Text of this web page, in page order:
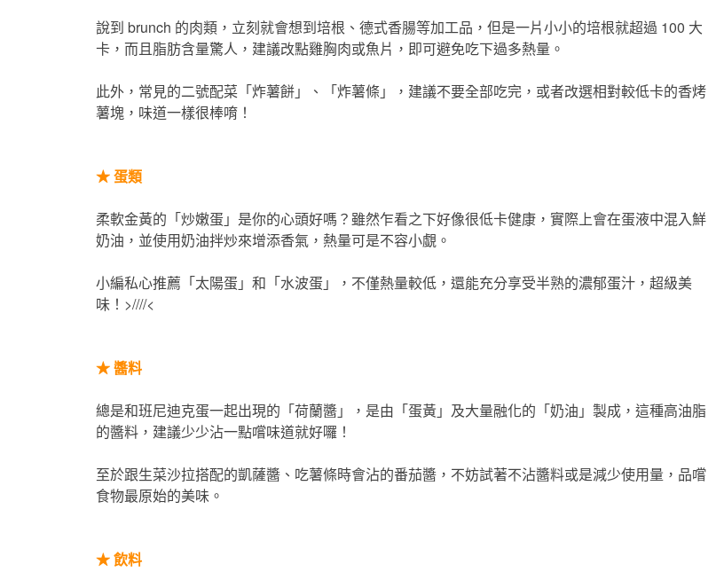
說到 brunch 的肉類，立刻就會想到培根、德式香腸等加工品，但是一片小小的培根就超過 100 大
卡，而且脂肪含量驚人，建議改點雞胸肉或魚片，即可避免吃下過多熱量。
此外，常見的二號配菜「炸薯餅」、「炸薯條」，建議不要全部吃完，或者改選相對較低卡的香烤
薯塊，味道一樣很棒唷！
★蛋類
柔軟金黃的「炒嫩蛋」是你的心頭好嗎？雖然乍看之下好像很低卡健康，實際上會在蛋液中混入鮮
奶油，並使用奶油拌炒來增添香氣，熱量可是不容小覷。
小編私心推薦「太陽蛋」和「水波蛋」，不僅熱量較低，還能充分享受半熟的濃郁蛋汁，超級美
味！>////<
★醬料
總是和班尼迪克蛋一起出現的「荷蘭醬」，是由「蛋黃」及大量融化的「奶油」製成，這種高油脂
的醬料，建議少少沾一點嚐味道就好囉！
至於跟生菜沙拉搭配的凱薩醬、吃薯條時會沾的番茄醬，不妨試著不沾醬料或是減少使用量，品嚐
食物最原始的美味。
★飲料